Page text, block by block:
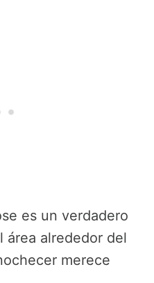
es un verdadero
área alrededor del
merece